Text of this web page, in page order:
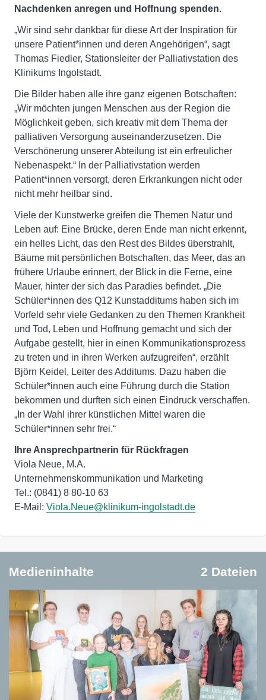
Nachdenken anregen und Hoffnung spenden.
„Wir sind sehr dankbar für diese Art der Inspiration für
unsere Patient*innen und deren Angehörigen“, sagt
Thomas Fiedler, Stationsleiter der Palliativstation des
Klinikums Ingolstadt.
Die Bilder haben alle ihre ganz eigenen Botschaften:
„Wir möchten jungen Menschen aus der Region die
Möglichkeit geben, sich kreativ mit dem Thema der
palliativen Versorgung auseinanderzusetzen. Die
Verschönerung unserer Abteilung ist ein erfreulicher
Nebenaspekt.“ In der Palliativstation werden
Patient*innen versorgt, deren Erkrankungen nicht oder
nicht mehr heilbar sind.
Viele der Kunstwerke greifen die Themen Natur und
Leben auf: Eine Brücke, deren Ende man nicht erkennt,
ein helles Licht, das den Rest des Bildes überstrahlt,
Bäume mit persönlichen Botschaften, das Meer, das an
frühere Urlaube erinnert, der Blick in die Ferne, eine
Mauer, hinter der sich das Paradies befindet. „Die
Schüler*innen des Q12 Kunstadditums haben sich im
Vorfeld sehr viele Gedanken zu den Themen Krankheit
und Tod, Leben und Hoffnung gemacht und sich der
Aufgabe gestellt, hier in einen Kommunikationsprozess
zu treten und in ihren Werken aufzugreifen“, erzählt
Björn Keidel, Leiter des Additums. Dazu haben die
Schüler*innen auch eine Führung durch die Station
bekommen und durften sich einen Eindruck verschaffen.
„In der Wahl ihrer künstlichen Mittel waren die
Schüler*innen sehr frei.“
Ihre Ansprechpartnerin für Rückfragen
Viola Neue, M.A.
Unternehmenskommunikation und Marketing
Tel.: (0841) 8 80-10 63
E-Mail: Viola.Neue@klinikum-ingolstadt.de
Medieninhalte 2 Dateien